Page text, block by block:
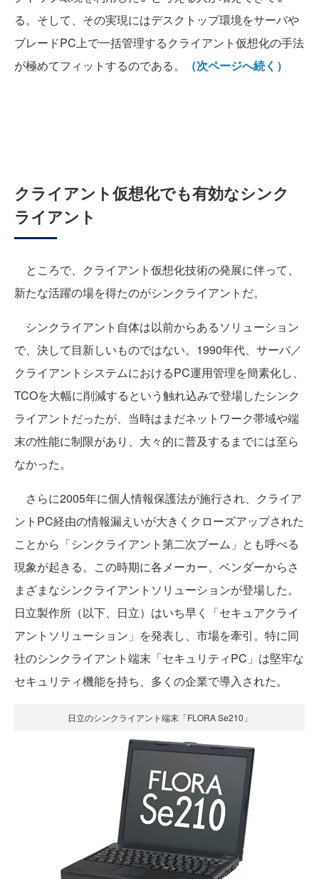
る。そして、その実現にはデスクトップ環境をサーバや
ブレードPC上で一括管理するクライアント仮想化の手法
が極めてフィットするのである。
（次ページへ続く）
クライアント仮想化でも有効なシンク
ライアント
ところで、クライアント仮想化技術の発展に伴って、
新たな活躍の場を得たのがシンクライアントだ。
シンクライアント自体は以前からあるソリューション
で、決して目新しいものではない。1990年代、サーバ／
クライアントシステムにおけるPC運用管理を簡素化し、
TCOを大幅に削減するという触れ込みで登場したシンク
ライアントだったが、当時はまだネットワーク帯域や端
末の性能に制限があり、大々的に普及するまでには至ら
なかった。
さらに2005年に個人情報保護法が施行され、クライア
ントPC経由の情報漏えいが大きくクローズアップされた
ことから「シンクライアント第二次ブーム」とも呼べる
現象が起きる。この時期に各メーカー、ベンダーからさ
まざまなシンクライアントソリューションが登場した。
日立製作所（以下、日立）はいち早く「セキュアクライ
アントソリューション」を発表し、市場を牽引。特に同
社のシンクライアント端末「セキュリティPC」は堅牢な
セキュリティ機能を持ち、多くの企業で導入された。
日立のシンクライアント端末「FLORA Se210」